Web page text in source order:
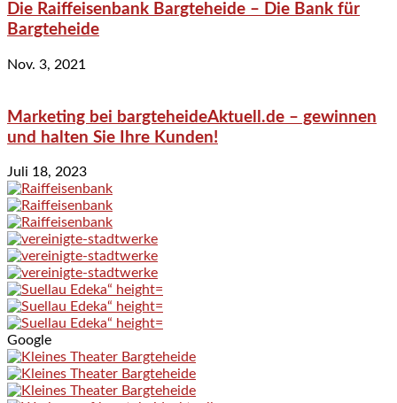
Die Raiffeisenbank Bargteheide – Die Bank für
Bargteheide
Nov. 3, 2021
Marketing bei bargteheideAktuell.de – gewinnen
und halten Sie Ihre Kunden!
Juli 18, 2023
Google